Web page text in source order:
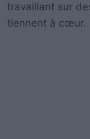
travaillant sur
tiennent à cœur.